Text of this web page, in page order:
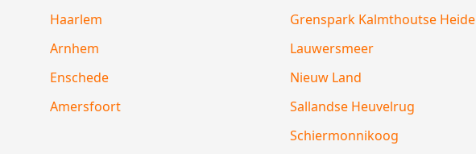
Haarlem
Arnhem
Enschede
Amersfoort
Grenspark Kalmthoutse Heide
Lauwersmeer
Nieuw Land
Sallandse Heuvelrug
Schiermonnikoog